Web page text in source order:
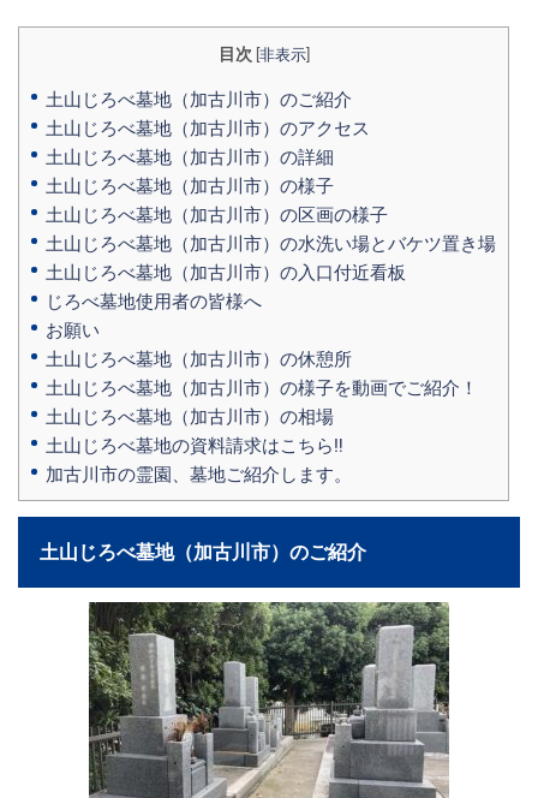
目次 非表示]
土山じろべ墓地（加古川市）のご紹介
土山じろべ墓地（加古川市）のアクセス
土山じろべ墓地（加古川市）の詳細
土山じろべ墓地（加古川市）の様子
土山じろべ墓地（加古川市）の区画の様子
土山じろべ墓地（加古川市）の水洗い場とバケツ置き場
土山じろべ墓地（加古川市）の入口付近看板
じろべ墓地使用者の皆様へ
お願い
土山じろべ墓地（加古川市）の休憩所
土山じろべ墓地（加古川市）の様子を動画でご紹介！
土山じろべ墓地（加古川市）の相場
土山じろべ墓地の資料請求はこちら‼
加古川市の霊園、墓地ご紹介します。
土山じろべ墓地（加古川市）のご紹介